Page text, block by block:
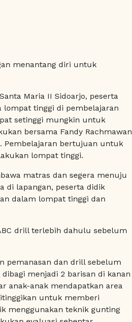
menantang diri untuk
Maria II Sidoarjo, peserta
lompat tinggi di pembelajaran
setinggi mungkin untuk
bersama Fandy Rachmawan
Pembelajaran bertujuan untuk
lompat tinggi.
matras dan segera menuju
di lapangan, peserta didik
dalam lompat tinggi dan
drill terlebih dahulu sebelum
pemanasan dan drill sebelum
menjadi 2 barisan di kanan
anak-anak mendapatkan area
untuk memberi
menggunakan teknik gunting